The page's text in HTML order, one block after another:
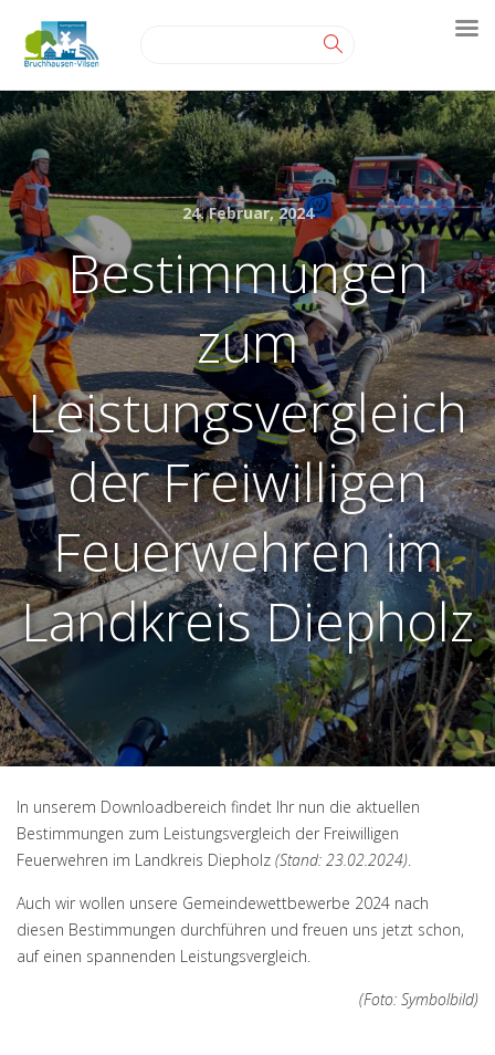
24. Februar, 2024
Bestimmungen
zum
Leistungsvergleich
der Freiwilligen
Feuerwehren im
Landkreis Diepholz
In unserem Downloadbereich findet Ihr nun die aktuellen
Bestimmungen zum Leistungsvergleich der Freiwilligen
Feuerwehren im Landkreis Diepholz (Stand: 23.02.2024).
Auch wir wollen unsere Gemeindewettbewerbe 2024 nach
diesen Bestimmungen durchführen und freuen uns jetzt schon,
auf einen spannenden Leistungsvergleich.
(Foto: Symbolbild)